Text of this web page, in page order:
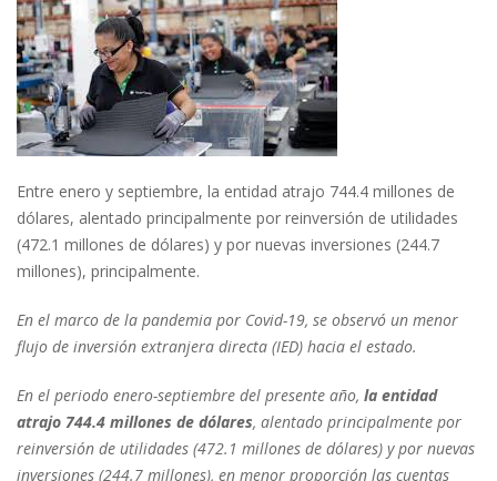
Entre enero y septiembre, la entidad atrajo 744.4 millones de
dólares, alentado principalmente por reinversión de utilidades
(472.1 millones de dólares) y por nuevas inversiones (244.7
millones), principalmente.
En el marco de la pandemia por Covid-19, se observó un menor
flujo de inversión extranjera directa (IED) hacia el estado.
En el periodo enero-septiembre del presente año, la entidad
atrajo 744.4 millones de dólares, alentado principalmente por
reinversión de utilidades (472.1 millones de dólares) y por nuevas
inversiones (244.7 millones), en menor proporción las cuentas